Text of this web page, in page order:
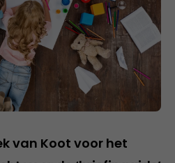
van Koot voor het